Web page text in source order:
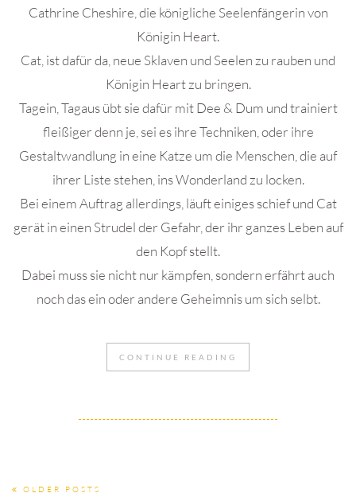
Cathrine Cheshire, die königliche Seelenfängerin von
Königin Heart.
Cat, ist dafür da, neue Sklaven und Seelen zu rauben und
Königin Heart zu bringen.
Tagein, Tagaus übt sie dafür mit Dee & Dum und trainiert
fleißiger denn je, sei es ihre Techniken, oder ihre
Gestaltwandlung in eine Katze um die Menschen, die auf
ihrer Liste stehen, ins Wonderland zu locken.
Bei einem Auftrag allerdings, läuft einiges schief und Cat
gerät in einen Strudel der Gefahr, der ihr ganzes Leben auf
den Kopf stellt.
Dabei muss sie nicht nur kämpfen, sondern erfährt auch
noch das ein oder andere Geheimnis um sich selbt.
CONTINUE READING
OLDER POSTS